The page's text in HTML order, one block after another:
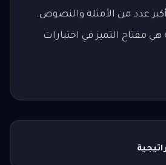
عدد من الأمثلة والنصوص.
مفتاح التميز في اختبارات